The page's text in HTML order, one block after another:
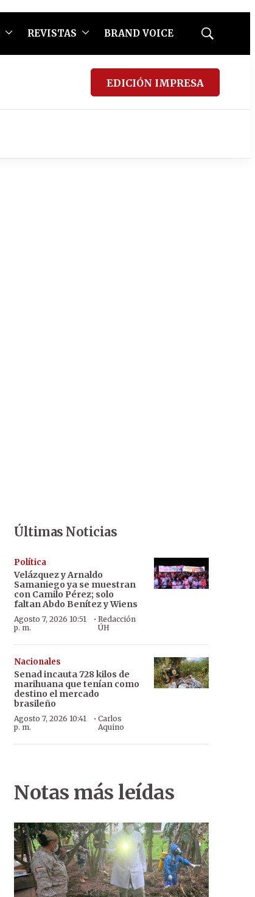
REVISTAS BRAND VOICE
Mostrar
EDICIÓN IMPRESA
Últimas Noticias
Política
Velázquez y Arnaldo
Samaniego ya se muestran
con Camilo Pérez; solo
faltan Abdo Benítez y Wiens
Agosto 7, 2026 10:51
p. m.
·Redacción
ÚH
Nacionales
Senad incauta 728 kilos de
marihuana que tenían como
destino el mercado
brasileño
Agosto 7, 2026 10:41
p. m.
· Carlos
Aquino
Notas más leídas